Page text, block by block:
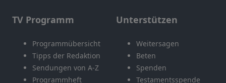
TV Programm
Programmübersicht
Tipps der Redaktion
Sendungen von A-Z
Programmheft
Unterstützen
Weitersagen
Beten
Spenden
Testamentsspende